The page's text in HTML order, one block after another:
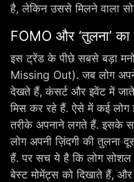
है, लेकिन उससे मिलने वाला
FOMO और ‘तुलना’
इस ट्रेंड के पीछे सबसे बड़ा
Missing Out). जब लोग
देखते हैं, कंसर्ट और इवेंट में
मिस कर रहे हैं. ऐसे में कई
तरीके अपनाने लगते हैं. इसके
लोग अपनी ज़िंदगी की तुलना
हैं. पर सच ये है कि लोग सोशल
बेस्ट मोमेंट्स को दिखाते हैं, और